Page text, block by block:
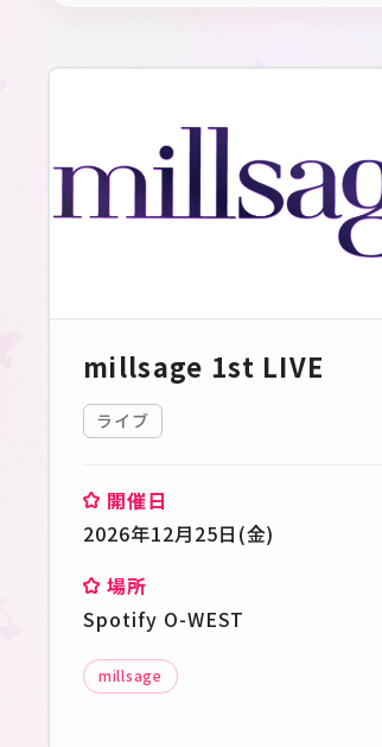
millsage 1st LIVE
ライブ
開催日
2026年12月25日(金)
場所
Spotify O-WEST
millsage